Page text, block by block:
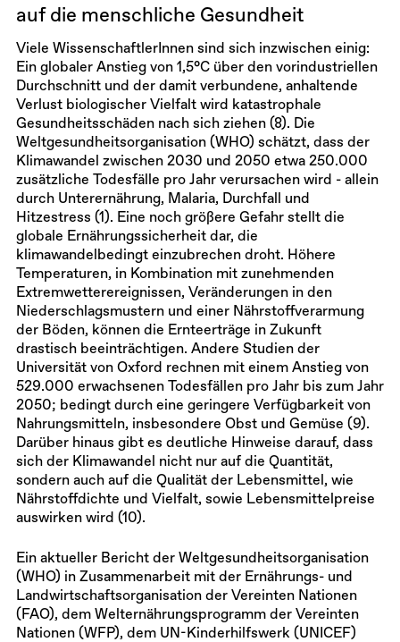
auf die menschliche Gesundheit
Viele WissenschaftlerInnen sind sich inzwischen einig:
Ein globaler Anstieg von 1,5°C über den vorindustriellen
Durchschnitt und der damit verbundene, anhaltende
Verlust biologischer Vielfalt wird katastrophale
Gesundheitsschäden nach sich ziehen (8). Die
Weltgesundheitsorganisation (WHO) schätzt, dass der
Klimawandel zwischen 2030 und 2050 etwa 250.000
zusätzliche Todesfälle pro Jahr verursachen wird - allein
durch Unterernährung, Malaria, Durchfall und
Hitzestress (1). Eine noch größere Gefahr stellt die
globale Ernährungssicherheit dar, die
klimawandelbedingt einzubrechen droht. Höhere
Temperaturen, in Kombination mit zunehmenden
Extremwetterereignissen, Veränderungen in den
Niederschlagsmustern und einer Nährstoffverarmung
der Böden, können die Ernteerträge in Zukunft
drastisch beeinträchtigen. Andere Studien der
Universität von Oxford rechnen mit einem Anstieg von
529.000 erwachsenen Todesfällen pro Jahr bis zum Jahr
2050; bedingt durch eine geringere Verfügbarkeit von
Nahrungsmitteln, insbesondere Obst und Gemüse (9).
Darüber hinaus gibt es deutliche Hinweise darauf, dass
sich der Klimawandel nicht nur auf die Quantität,
sondern auch auf die Qualität der Lebensmittel, wie
Nährstoffdichte und Vielfalt, sowie Lebensmittelpreise
auswirken wird (10).
Ein aktueller Bericht der Weltgesundheitsorganisation
(WHO) in Zusammenarbeit mit der Ernährungs- und
Landwirtschaftsorganisation der Vereinten Nationen
(FAO), dem Welternährungsprogramm der Vereinten
Nationen (WFP), dem UN-Kinderhilfswerk (UNICEF)